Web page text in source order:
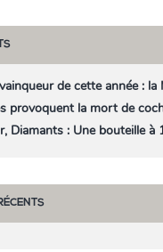
de cette année : la
provoquent la mort de
Diamants : Une bouteille à